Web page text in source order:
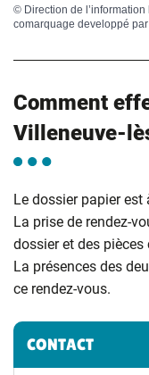
© Direction de
comarquage developpé par
Comment
Villeneuve-
Le dossier papier est
La prise de rendez-
dossier et des
La présences des
ce rendez-vous.
Informations
CONTACT